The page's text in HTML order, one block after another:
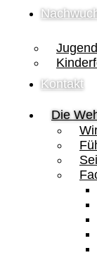
Kontakt
Die